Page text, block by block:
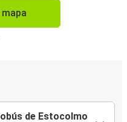
de Estocolmo